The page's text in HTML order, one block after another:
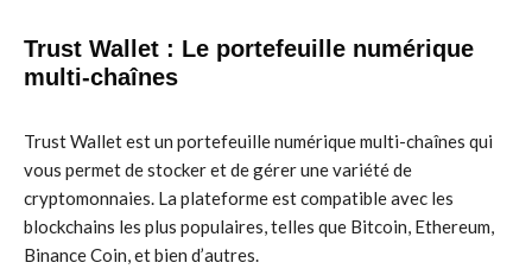
Trust Wallet : Le portefeuille numérique
multi-chaînes
Trust Wallet est un portefeuille numérique multi-chaînes qui
vous permet de stocker et de gérer une variété de
cryptomonnaies. La plateforme est compatible avec les
blockchains les plus populaires, telles que Bitcoin, Ethereum,
Binance Coin, et bien d’autres.